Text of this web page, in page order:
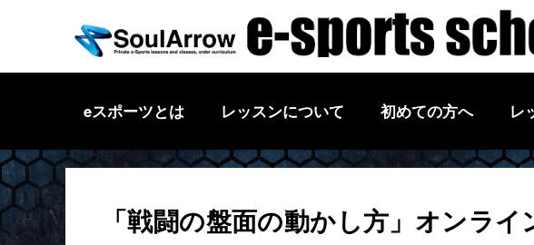
eスポーツとは レッスンについて 初めての方へ レ
「戦闘の盤面の動かし方」オンラ